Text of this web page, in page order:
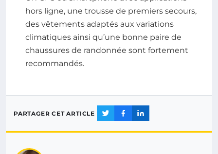
hors ligne, une trousse de premiers secours,
des vêtements adaptés aux variations
climatiques ainsi qu’une bonne paire de
chaussures de randonnée sont fortement
recommandés.
PARTAGER CET ARTICLE